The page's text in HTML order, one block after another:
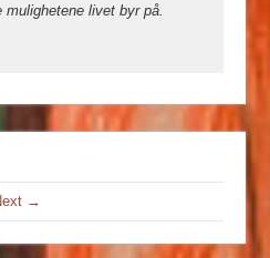
livet byr på.
→